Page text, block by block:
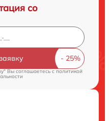
со
Вы соглашаетесь cполитикой